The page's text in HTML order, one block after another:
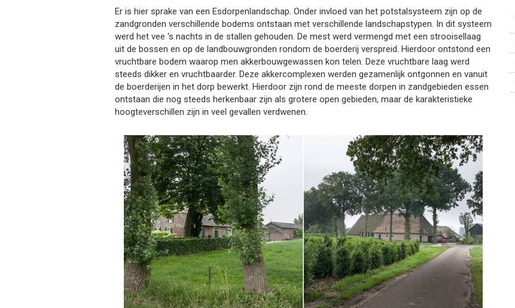
Er is hier sprake van een Esdorpenlandschap. Onder invloed van het potstalsysteem zijn op de
zandgronden verschillende bodems ontstaan met verschillende landschapstypen. In dit systeem
werd het vee ‘s nachts in de stallen gehouden. De mest werd vermengd met een strooisellaag
uit de bossen en op de landbouwgronden rondom de boerderij verspreid. Hierdoor ontstond een
vruchtbare bodem waarop men akkerbouwgewassen kon telen. Deze vruchtbare laag werd
steeds dikker en vruchtbaarder. Deze akkercomplexen werden gezamenlijk ontgonnen en vanuit
de boerderijen in het dorp bewerkt. Hierdoor zijn rond de meeste dorpen in zandgebieden essen
ontstaan die nog steeds herkenbaar zijn als grotere open gebieden, maar de karakteristieke
hoogteverschillen zijn in veel gevallen verdwenen.